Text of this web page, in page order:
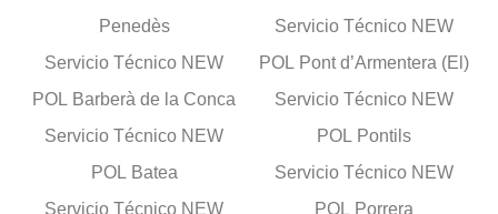
Penedès
Servicio Técnico NEW
POL Barberà de la Conca
Servicio Técnico NEW
POL Batea
Servicio Técnico NEW
Servicio Técnico NEW
POL Pont d’Armentera (El)
Servicio Técnico NEW
POL Pontils
Servicio Técnico NEW
POL Porrera